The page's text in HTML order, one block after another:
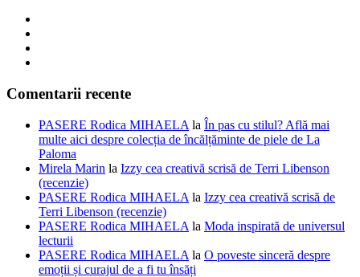
Comentarii recente
PASERE Rodica MIHAELA la În pas cu stilul? Află mai
multe aici despre colecția de încălțăminte de piele de La
Paloma
Mirela Marin la Izzy cea creativă scrisă de Terri Libenson
(recenzie)
PASERE Rodica MIHAELA la Izzy cea creativă scrisă de
Terri Libenson (recenzie)
PASERE Rodica MIHAELA la Moda inspirată de universul
lecturii
PASERE Rodica MIHAELA la O poveste sinceră despre
emoții și curajul de a fi tu însăți